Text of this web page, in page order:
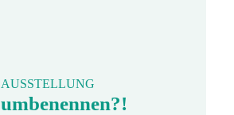
AUSSTELLUNG
umbenennen?!